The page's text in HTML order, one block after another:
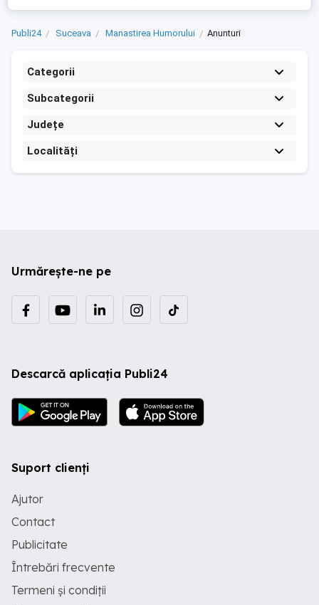
Publi24 Suceava Manastirea Humorului Anunturi
Categorii
Subcategorii
Județe
Localități
Urmărește-ne pe
Descarcă aplicația Publi24
Suport clienți
Ajutor
Contact
Publicitate
Întrebări frecvente
Termeni și condiții